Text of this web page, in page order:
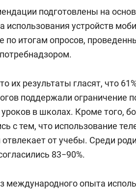
подготовлены на
устройств
по итогам опросов,
их результаты гласят, что
поддержали ограничение
в школах. Кроме того,
с тем, что использование
от учебы. Среди
83−90%.
международного опыта